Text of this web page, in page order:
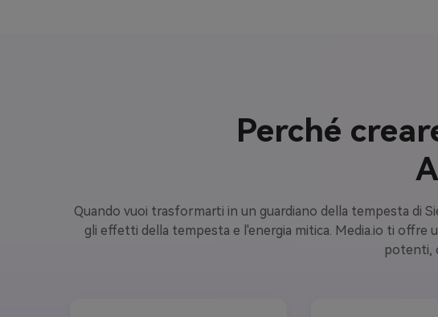
Perché
Quando vuoi trasformarti in un guardiano della tempesta di
gli effetti della tempesta e l'energia mitica. Media.io ti offre
potenti,